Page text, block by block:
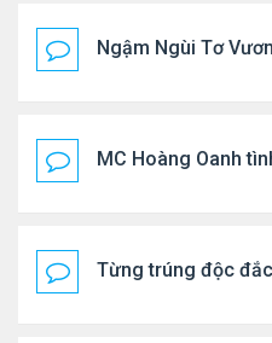
Ngậm Ngùi Tơ
MC Hoàng Oanh
Từng trúng độc